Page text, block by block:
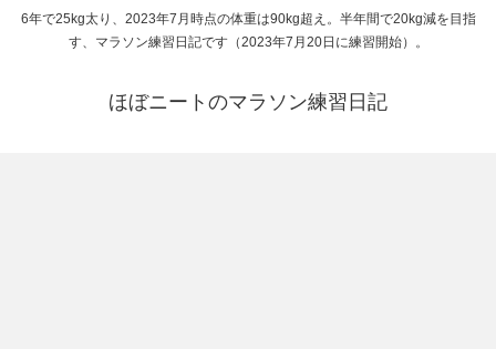
6年で25kg太り、2023年7月時点の体重は90kg超え。半年間で20kg減を目指
す、マラソン練習日記です（2023年7月20日に練習開始）。
ほぼニートのマラソン練習日記